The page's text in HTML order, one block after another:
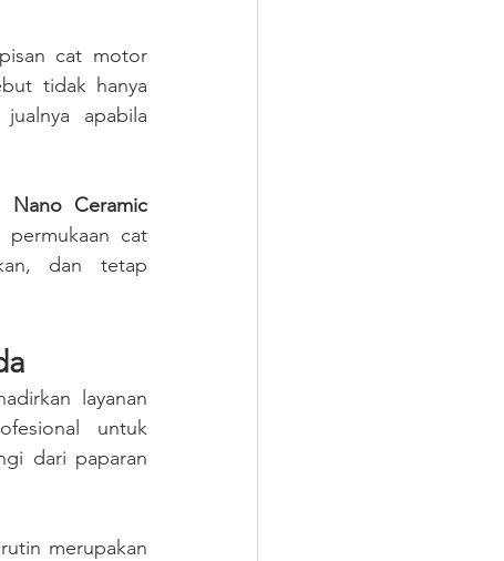
cat motor
tidak hanya
apabila
Nano Ceramic
cat
dan tetap
untuk
dari paparan
merupakan